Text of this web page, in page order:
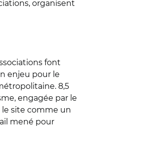
organisent
font
enjeu pour le
8,5
engagée par le
le site comme un
mené pour